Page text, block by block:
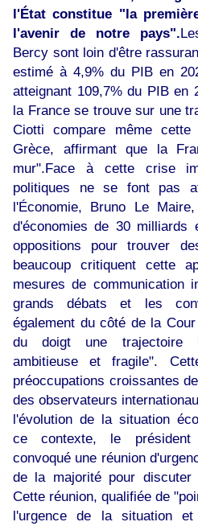
l'État constitue "la
l'avenir de notre pays".
Bercy sont loin d'être
estimé à 4,9% du PIB en
atteignant 109,7% du PIB en
la France se trouve sur une
Ciotti compare même
Grèce, affirmant que la
mur".Face à cette crise
politiques ne se font pas
l'Économie, Bruno Le
d'économies de 30 milliards
oppositions pour trouver
beaucoup critiquent cette
mesures de communication
grands débats et les
également du côté de la
du doigt une trajectoire
ambitieuse et fragile".
préoccupations croissantes
des observateurs
l'évolution de la situation
ce contexte, le président
convoqué une réunion
de la majorité pour discuter
Cette réunion, qualifiée de
l'urgence de la situation